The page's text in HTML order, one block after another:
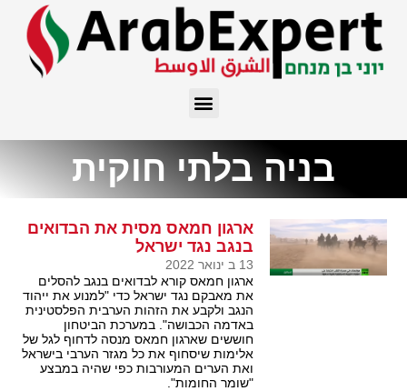
בניה בלתי חוקית
ארגון חמאס מסית את הבדואים
בנגב נגד ישראל
13 ב ינואר 2022
ארגון חמאס קורא לבדואים בנגב להסלים
את מאבקם נגד ישראל כדי "למנוע את ייהוד
הנגב ולקבע את הזהות הערבית הפלסטינית
באדמה הכבושה". במערכת הביטחון
חוששים שארגון חמאס מנסה לדחוף לגל של
אלימות שיסחוף את כל מגזר הערבי בישראל
ואת הערים המעורבות כפי שהיה במבצע
"שומר החומות".